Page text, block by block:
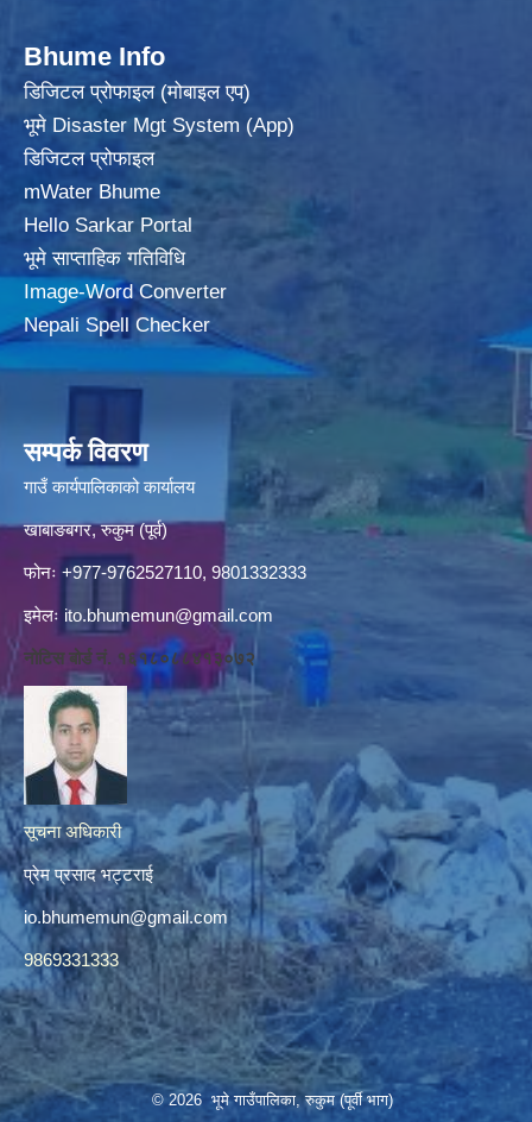
Bhume Info
डिजिटल प्रोफाइल (मोबाइल एप)
भूमे Disaster Mgt System (App)
डिजिटल प्रोफाइल
mWater Bhume
Hello Sarkar Portal
भूमे साप्ताहिक गतिविधि
Image-Word Converter
Nepali Spell Checker
सम्पर्क विवरण
गाउँ कार्यपालिकाको कार्यालय
खाबाङबगर, रुकुम (पूर्व)
फोनः +977-9762527110, 9801332333
इमेलः ito.bhumemun@gmail.com
नोटिस बोर्ड नं. १६१८०८८४१३०७२
सूचना अधिकारी
प्रेम प्रसाद भट्टराई
io.bhumemun@gmail.com
9869331333
© 2026 भूमे गाउँपालिका, रुकुम (पूर्वी भाग)